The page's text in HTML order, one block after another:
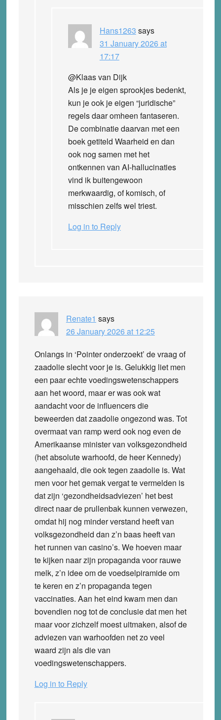
Hans1263 says
31 January 2026 at
17:17
@Klaas van Dijk
Als je je eigen sprookjes bedenkt,
kun je ook je eigen “juridische”
regels daar omheen fantaseren.
De combinatie daarvan met een
boek getiteld Waarheid en dan
ook nog samen met het
ontkennen van AI-hallucinaties
vind ik buitengewoon
merkwaardig, of komisch, of
misschien zelfs wel triest.
Log in to Reply
Renate1 says
26 January 2026 at 12:25
Onlangs in ‘Pointer onderzoekt’ de vraag of
zaadolie slecht voor je is. Gelukkig liet men
een paar echte voedingswetenschappers
aan het woord, maar er was ook wat
aandacht voor de influencers die
beweerden dat zaadolie ongezond was. Tot
overmaat van ramp werd ook nog even de
Amerikaanse minister van volksgezondheid
(het absolute warhoofd, de heer Kennedy)
aangehaald, die ook tegen zaadolie is. Wat
men voor het gemak vergat te vermelden is
dat zijn ‘gezondheidsadviezen’ het best
direct naar de prullenbak kunnen verwezen,
omdat hij nog minder verstand heeft van
volksgezondheid dan z’n baas heeft van
het runnen van casino’s. We hoeven maar
te kijken naar zijn propaganda voor rauwe
melk, z’n idee om de voedselpiramide om
te keren en z’n propaganda tegen
vaccinaties. Aan het eind kwam men dan
bovendien nog tot de conclusie dat men het
maar voor zichzelf moest uitmaken, alsof de
adviezen van warhoofden net zo veel
waard zijn als die van
voedingswetenschappers.
Log in to Reply